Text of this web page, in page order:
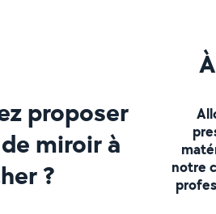
proposer
miroir à
?
notre